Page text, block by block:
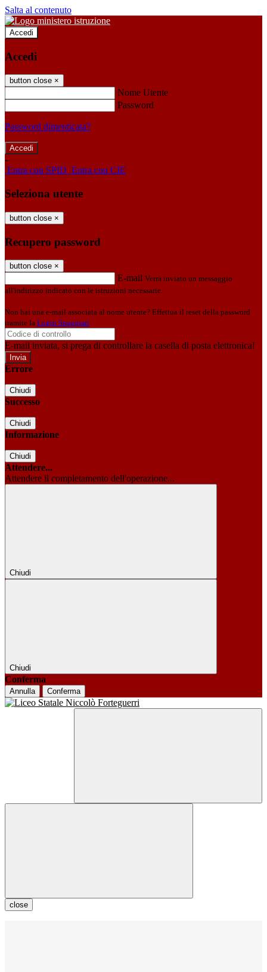
Salta al contenuto
Accedi
Accedi
button close ×
Nome Utente
Password
Password dimenticata?
-
Entra con SPID Entra con CIE
Seleziona utente
button close ×
Recupero password
button close ×
E-mail Verrà inviato un messaggio
all'indirizzo indicato con le istruzioni necessarie.
Non hai una e-mail associata al nome utente? Effettua il reset della password
tramite la Login Spaggiari
E-mail inviata, si prega di controllare la casella di posta elettronica!
Errore
Chiudi
Successo
Chiudi
Informazione
Chiudi
Attendere...
Attendere il completamento dell'operazione...
Chiudi
Chiudi
Conferma
Annulla Conferma
close